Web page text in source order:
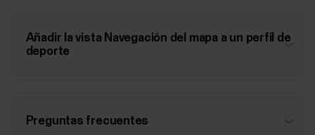
Añadir la vista Navegación del mapa a un perfil de
deporte
Preguntas frecuentes